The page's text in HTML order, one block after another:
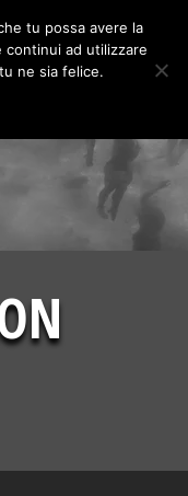
tu possa avere la
continui ad utilizzare
ne sia felice.